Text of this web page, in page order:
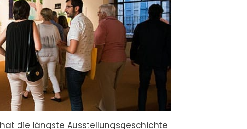
hat die längste Ausstellungsgeschichte